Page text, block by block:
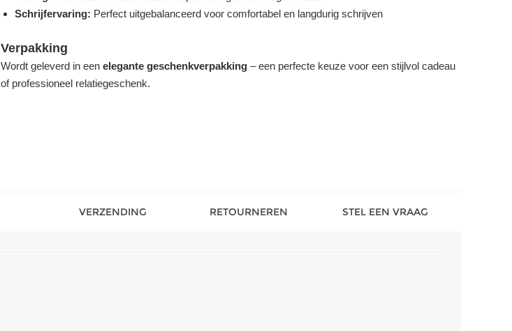
Schrijfervaring: Perfect uitgebalanceerd voor comfortabel en langdurig schrijven
Verpakking
Wordt geleverd in een elegante geschenkverpakking – een perfecte keuze voor een stijlvol cadeau
of professioneel relatiegeschenk.
VERZENDING RETOURNEREN STEL EEN VRAAG